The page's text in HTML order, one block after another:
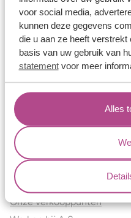
voor social media,
kunnen deze gegevens
die u aan ze heeft
basis van uw gebruik van
statementvoor meer
Alles
Aller Spanninga
Historie
Certificaten
Blogs
Jouw voordelen
Conflictvrije Materialen
Oneindig veel
Kwaliteit
Juweliers & Contact
Onze verkooppunten